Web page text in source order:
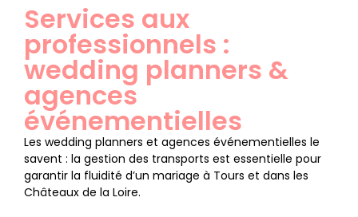
Services aux
professionnels :
wedding planners &
agences
événementielles
Les wedding planners et agences événementielles le
savent : la gestion des transports est essentielle pour
garantir la fluidité d’un mariage à Tours et dans les
Châteaux de la Loire.